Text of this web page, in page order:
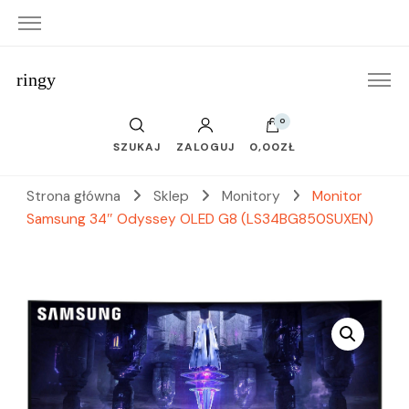
ringy
SZUKAJ ZALOGUJ
0
0,00ZŁ
Strona główna Sklep Monitory
Monitor
Samsung 34″ Odyssey OLED G8 (LS34BG850SUXEN)